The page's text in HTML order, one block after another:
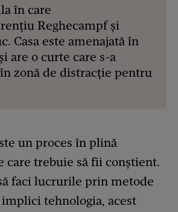
în care
Reghecampf și
Casa este amenajată în
are o curte care s-a
zonă de distracție pentru
un proces în plină
care trebuie să fii conștient.
faci lucrurile prin metode
implici tehnologia, acest